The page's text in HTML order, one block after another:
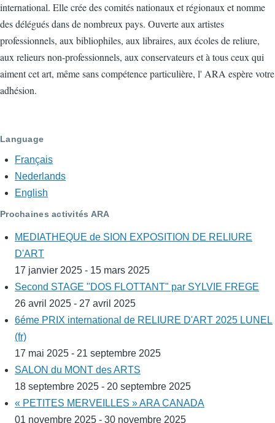
international. Elle crée des comités nationaux et régionaux et nomme
des délégués dans de nombreux pays. Ouverte aux artistes
professionnels, aux bibliophiles, aux libraires, aux écoles de reliure,
aux relieurs non-professionnels, aux conservateurs et à tous ceux qui
aiment cet art, même sans compétence particulière, l' ARA espère votre
adhésion.
Language
Français
Nederlands
English
Prochaines activités ARA
MEDIATHEQUE de SION EXPOSITION DE RELIURE
D'ART
17 janvier 2025 - 15 mars 2025
Second STAGE "DOS FLOTTANT" par SYLVIE FREGE
26 avril 2025 - 27 avril 2025
6éme PRIX international de RELIURE D'ART 2025 LUNEL
(fr)
17 mai 2025 - 21 septembre 2025
SALON du MONT des ARTS
18 septembre 2025 - 20 septembre 2025
« PETITES MERVEILLES » ARA CANADA
01 novembre 2025 - 30 novembre 2025